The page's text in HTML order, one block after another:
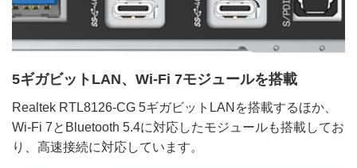
5ギガビットLAN、Wi-Fi 7モジュールを搭載
Realtek RTL8126-CG 5ギガビットLANを搭載するほか、
Wi-Fi 7とBluetooth 5.4に対応したモジュールも搭載してお
り、高速接続に対応しています。